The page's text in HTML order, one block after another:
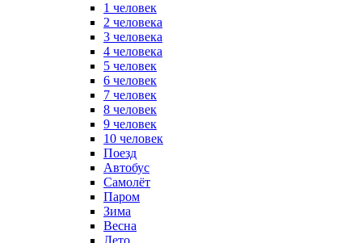
1 человек
2 человека
3 человека
4 человека
5 человек
6 человек
7 человек
8 человек
9 человек
10 человек
Поезд
Автобус
Самолёт
Паром
Зима
Весна
Лето